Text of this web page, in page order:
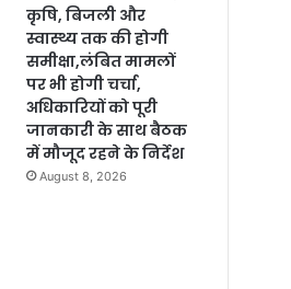
कृषि, बिजली और
स्वास्थ्य तक की होगी
समीक्षा,लंबित मामलों
पर भी होगी चर्चा,
अधिकारियों को पूरी
जानकारी के साथ बैठक
में मौजूद रहने के निर्देश
August 8, 2026